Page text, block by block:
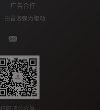
广告合作
· 由 冒泡 强力驱动.
扫码加公众号